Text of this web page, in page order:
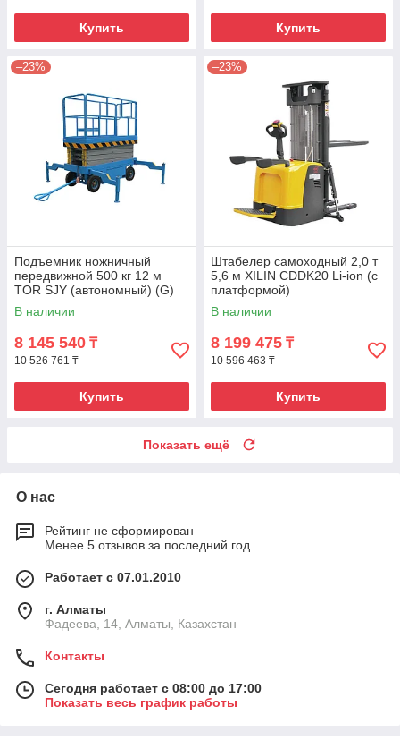
Купить Купить
–23%
Подъемник ножничный
передвижной 500 кг 12 м
TOR SJY (автономный) (G)
В наличии
8 145 540 ₸
10 526 761 ₸
Купить
–23%
Штабелер самоходный 2,0 т
5,6 м XILIN CDDK20 Li-ion (с
платформой)
В наличии
8 199 475 ₸
10 596 463 ₸
Купить
Показать ещё
О нас
Рейтинг не сформирован
Менее 5 отзывов за последний год
Работает с 07.01.2010
г. Алматы
Фадеева, 14, Алматы, Казахстан
Контакты
Сегодня работает с 08:00 до 17:00
Показать весь график работы